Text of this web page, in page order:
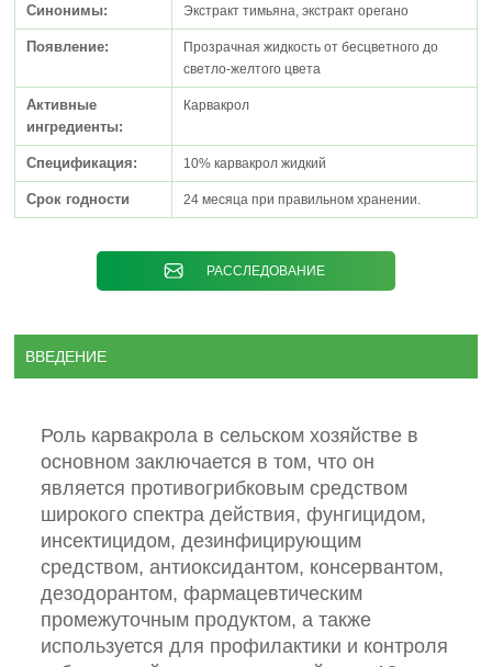
Синонимы: Экстракт тимьяна, экстракт орегано
Появление:
Прозрачная жидкость от бесцветного до
светло-желтого цвета
Активные
ингредиенты:
Карвакрол
Спецификация: 10% карвакрол жидкий
Срок годности 24 месяца при правильном хранении.
РАССЛЕДОВАНИЕ
ВВЕДЕНИЕ
Роль карвакрола в сельском хозяйстве в
основном заключается в том, что он
является противогрибковым средством
широкого спектра действия, фунгицидом,
инсектицидом, дезинфицирующим
средством, антиоксидантом, консервантом,
дезодорантом, фармацевтическим
промежуточным продуктом, а также
используется для профилактики и контроля